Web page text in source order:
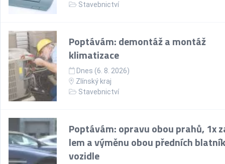
Stavebnictví
Poptávám: demontáž a montáž
klimatizace
Dnes (6. 8. 2026)
Zlínský kraj
Stavebnictví
Poptávám: opravu obou prahů, 1x
lem a výměnu obou předních
vozidle